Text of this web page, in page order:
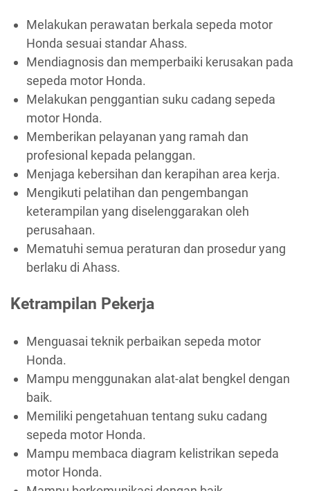
Melakukan perawatan berkala sepeda motor
Honda sesuai standar Ahass.
Mendiagnosis dan memperbaiki kerusakan pada
sepeda motor Honda.
Melakukan penggantian suku cadang sepeda
motor Honda.
Memberikan pelayanan yang ramah dan
profesional kepada pelanggan.
Menjaga kebersihan dan kerapihan area kerja.
Mengikuti pelatihan dan pengembangan
keterampilan yang diselenggarakan oleh
perusahaan.
Mematuhi semua peraturan dan prosedur yang
berlaku di Ahass.
Ketrampilan Pekerja
Menguasai teknik perbaikan sepeda motor
Honda.
Mampu menggunakan alat-alat bengkel dengan
baik.
Memiliki pengetahuan tentang suku cadang
sepeda motor Honda.
Mampu membaca diagram kelistrikan sepeda
motor Honda.